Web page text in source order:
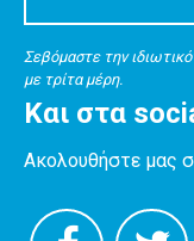
Σεβόμαστε την
με τρίτα μέρη.
Και στα
Ακολουθήστε μας